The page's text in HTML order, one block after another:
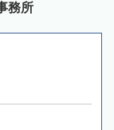
務所